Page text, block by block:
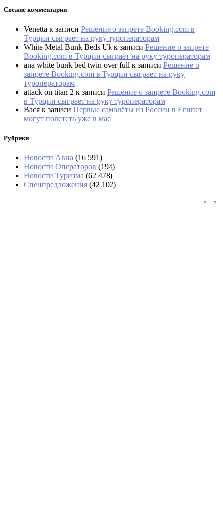
Свежие комментарии
Venetta к записи Решение о запрете Booking.com в
Турции сыграет на руку туроператорам
White Metal Bunk Beds Uk к записи Решение о запрете
Booking.com в Турции сыграет на руку туроператорам
ana white bunk bed twin over full к записи Решение о
запрете Booking.com в Турции сыграет на руку
туроператорам
attack on titan 2 к записи Решение о запрете Booking.com
в Турции сыграет на руку туроператорам
Вася к записи Первые самолёты из России в Египет
могут полететь уже в мае
Рубрики
Новости Авиа (16 591)
Новости Операторов (194)
Новости Туризма (62 478)
Спецпредложения (42 102)